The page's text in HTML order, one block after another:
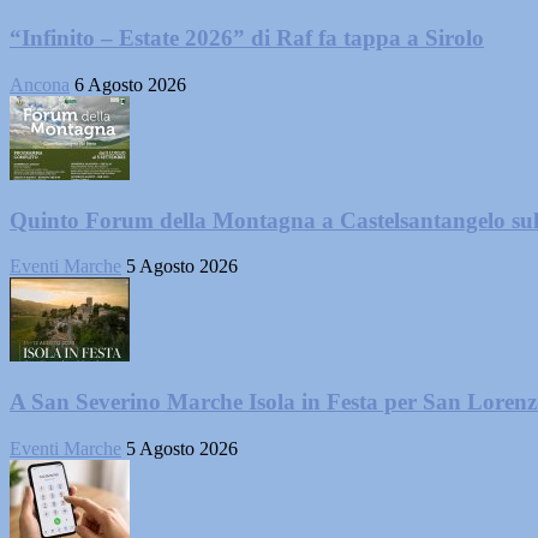
“Infinito – Estate 2026” di Raf fa tappa a Sirolo
Ancona 6 Agosto 2026
Quinto Forum della Montagna a Castelsantangelo
Eventi Marche 5 Agosto 2026
A San Severino Marche Isola in Festa per San
Eventi Marche 5 Agosto 2026